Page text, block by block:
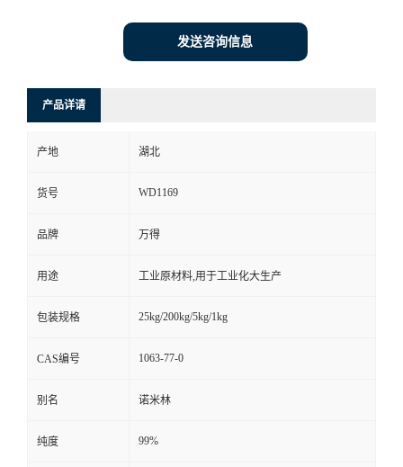
发送咨询信息
产品详请
产地 湖北
货号 WD1169
品牌 万得
用途 工业原材料,用于工业化大生产
包装规格 25kg/200kg/5kg/1kg
CAS编号 1063-77-0
别名 诺米林
纯度 99%